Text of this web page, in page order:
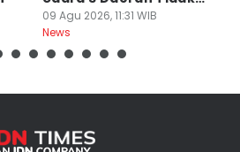
Sehat
09 Agu 2026, 11:31 WIB
News